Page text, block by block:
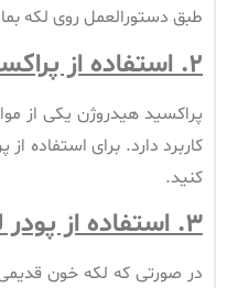
طبق دستورالعمل روی لکه
۲. استفاده از
پراکسید هیدروژن یکی از
کاربرد دارد. برای استفاده
کنید.
۳. استفاده از
در صورتی که لکه خون